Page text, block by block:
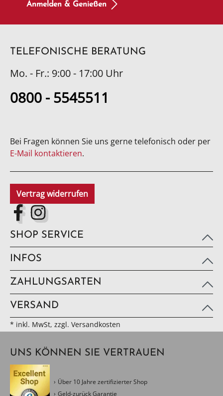
Anmelden & Genießen
TELEFONISCHE BERATUNG
Mo. - Fr.: 9:00 - 17:00 Uhr
0800 - 5545511
Bei Fragen können Sie uns gerne telefonisch oder per
E-Mail kontaktieren.
Vertrag widerrufen
SHOP SERVICE
INFOS
ZAHLUNGSARTEN
VERSAND
* inkl. MwSt, zzgl. Versandkosten
UNS KÖNNEN SIE VERTRAUEN
Über 10 Jahre zertifizierter Shop
Geld-zurück Garantie